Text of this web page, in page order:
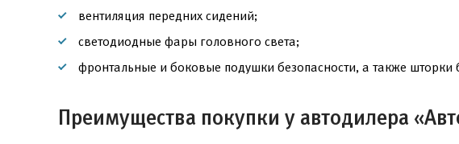
вентиляция передних сидений;
светодиодные фары головного света;
фронтальные и боковые подушки безопасности, а также шторки
Преимущества покупки у автодилера